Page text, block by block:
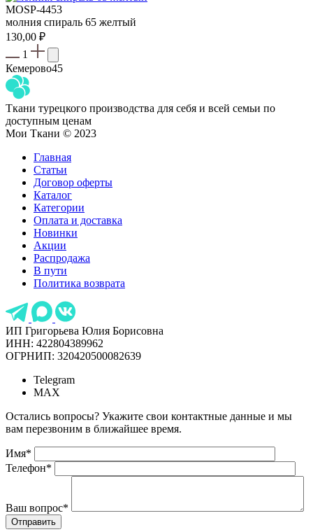
MOSP-4453
молния спираль 65 желтый
130,00 ₽
1
Кемерово45
Ткани турецкого производства для себя и всей семьи по
доступным ценам
Мои Ткани © 2023
Главная
Статьи
Договор оферты
Каталог
Категории
Оплата и доставка
Новинки
Акции
Распродажа
В пути
Политика возврата
ИП Григорьева Юлия Борисовна
ИНН: 422804389962
ОГРНИП: 320420500082639
Telegram
MAX
Остались вопросы? Укажите свои контактные данные и мы
вам перезвоним в ближайшее время.
Имя*
Телефон*
Ваш вопрос*